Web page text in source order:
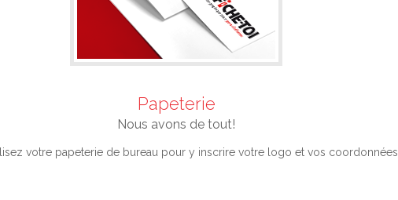
Papeterie
Nous avons de tout!
votre papeterie de bureau pour y inscrire votre logo et vos coordonnées.